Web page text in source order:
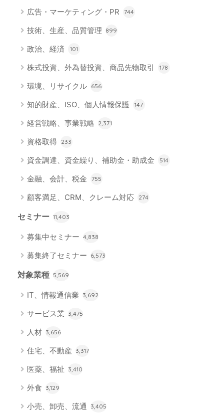
広告・マーケティング・PR 744
技術、生産、品質管理 899
政治、経済 101
株式投資、外為替投資、商品先物取引 178
環境、リサイクル 656
知的財産、ISO、個人情報保護 147
経営戦略、事業戦略 2,371
資格取得 233
資金調達、資金繰り、補助金・助成金 514
金融、会計、税金 755
顧客満足、CRM、クレーム対応 274
セミナー 11,403
募集中セミナー 4,838
募集終了セミナー 6,573
対象業種 5,569
IT、情報通信業 3,692
サービス業 3,475
人材 3,656
住宅、不動産 3,317
医薬、福祉 3,410
外食 3,129
小売、卸売、流通 3,405